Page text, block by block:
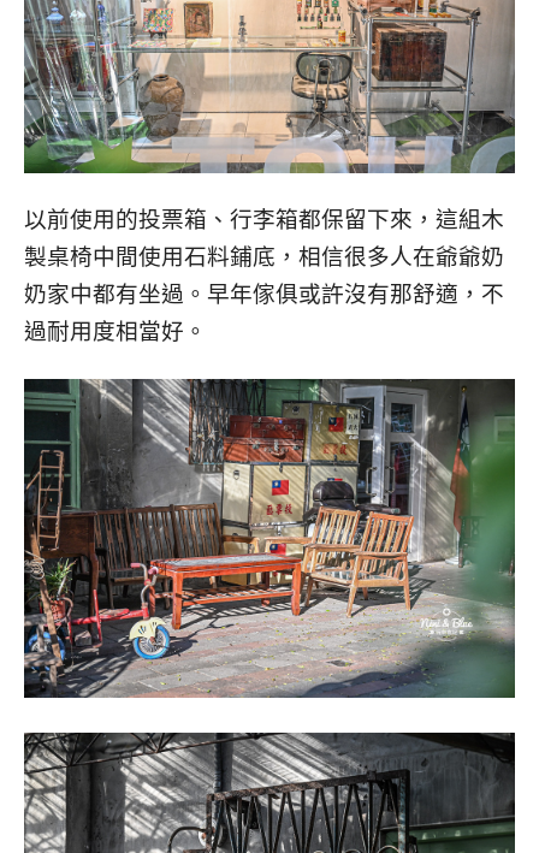
以前使用的投票箱、行李箱都保留下來，這組木
製桌椅中間使用石料鋪底，相信很多人在爺爺奶
奶家中都有坐過。早年傢俱或許沒有那舒適，不
過耐用度相當好。